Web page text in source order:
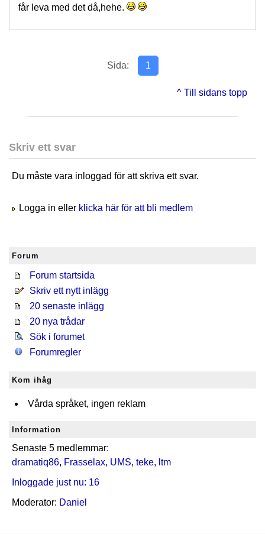
får leva med det då,hehe.
Sida: 1
^ Till sidans topp
Skriv ett svar
Du måste vara inloggad för att skriva ett svar.
Logga in eller klicka här för att bli medlem
Forum
Forum startsida
Skriv ett nytt inlägg
20 senaste inlägg
20 nya trådar
Sök i forumet
Forumregler
Kom ihåg
Vårda språket, ingen reklam
Information
Senaste 5 medlemmar:
dramatiq86, Frasselax, UMS, teke, ltm
Inloggade just nu: 16
Moderator: Daniel